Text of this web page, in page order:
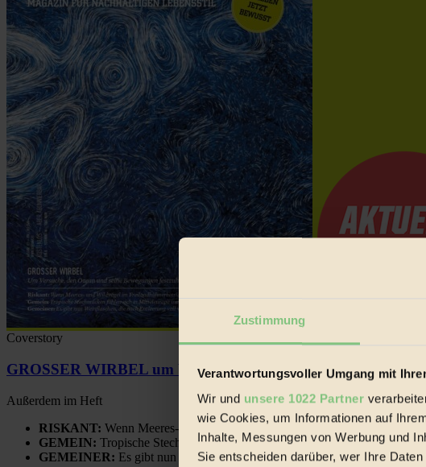
Zustimmung
Verantwortungsvoller Umgang mit
Wir und unsere 1022 Partner
wie Cookies, um Informationen auf
Inhalte, Messungen von Werbung und
Sie entscheiden darüber, wer Ihre
Coverstory
GROSSER WIRBEL um Versuche, den Ozean und seine
Außerdem im Heft
RISKANT: Wenn Meeres- und Wildvögel im Freilandhühnerbetrieb
GEMEIN: Tropische Stechmücken fühlen sich in Mitteleuropa inziwschen
GEMEINER: Es gibt nun Weinflaschen, die nach Entleerung voll wieder